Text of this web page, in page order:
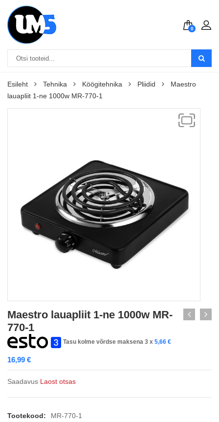
0
Esileht Tehnika Köögitehnika Pliidid
Maestro
lauapliit 1-ne 1000w MR-770-1
Maestro lauapliit 1-ne 1000w MR-
770-1
Tasu kolme võrdse maksena 3 x 5,66 €
16,99 €
Saadavus Laost otsas
Tootekood:
MR-770-1